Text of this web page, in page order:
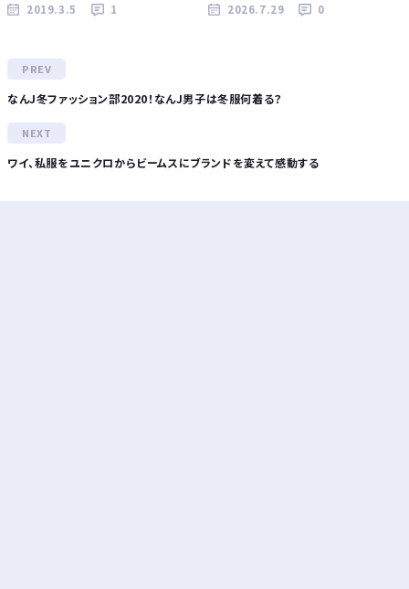
2019.3.5 1 2026.7.29 0
なんJ冬ファッション部2020！なんJ男子は冬服何着る？
ワイ、私服をユニクロからビームスにブランドを変えて感動する